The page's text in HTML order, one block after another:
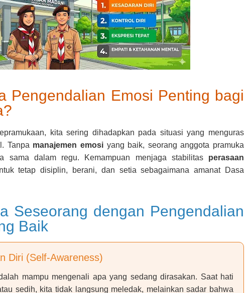
Pengendalian Emosi Penting bagi
kita sering dihadapkan pada situasi yang menguras
Tanpa manajemen emosi yang baik, seorang anggota pramuka
sama dalam regu. Kemampuan menjaga stabilitas perasaan
tetap disiplin, berani, dan setia sebagaimana amanat Dasa
Seseorang dengan Pengendalian
Baik
Diri (Self-Awareness)
mampu mengenali apa yang sedang dirasakan. Saat hati
sedih, kita tidak langsung meledak, melainkan sadar bahwa